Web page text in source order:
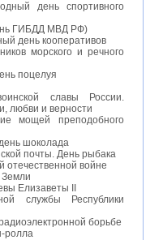
день спортивного
ГИБДД МВД РФ)
день кооперативов
морского и речного
поцелуя
славы России.
любви и верности
мощей преподобного
шоколада
почты. День рыбака
отечественной войне
Елизаветы II
службы Республики
борьбе
ролла